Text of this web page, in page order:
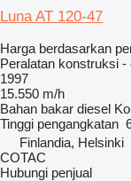
Luna AT 120-47
Harga berdasarkan
Peralatan konstruksi
1997
15.550 m/h
Bahan bakar diesel
Tinggi pengangkatan
Finlandia, Helsinki
COTAC
Hubungi penjual